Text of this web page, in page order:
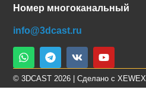
Номер многоканальный
info@3dcast.ru
© 3DCAST 2026 | Сделано с XEWEX